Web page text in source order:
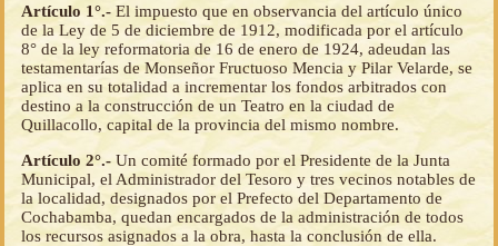
Artículo 1°.- El impuesto que en observancia del artículo único
de la Ley de 5 de diciembre de 1912, modificada por el artículo
8° de la ley reformatoria de 16 de enero de 1924, adeudan las
testamentarías de Monseñor Fructuoso Mencia y Pilar Velarde, se
aplica en su totalidad a incrementar los fondos arbitrados con
destino a la construcción de un Teatro en la ciudad de
Quillacollo, capital de la provincia del mismo nombre.
Artículo 2°.- Un comité formado por el Presidente de la Junta
Municipal, el Administrador del Tesoro y tres vecinos notables de
la localidad, designados por el Prefecto del Departamento de
Cochabamba, quedan encargados de la administración de todos
los recursos asignados a la obra, hasta la conclusión de ella.